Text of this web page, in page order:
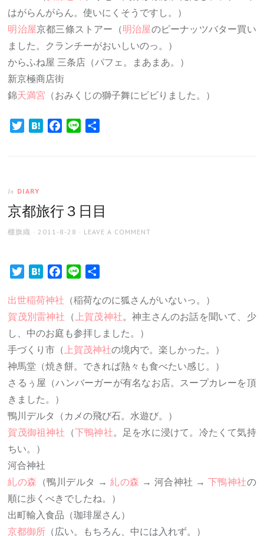
はがらんがらん。使いにくそうですし。）
明治屋京都三條ストアー（明治屋のピーナッツバター買い
ました。クランチーがおいしいのっ。）
からふね屋 三条店（パフェ。まあまあ。）
新京極商店街
錦天満宮 （おみくじの獅子舞にビビりました。）
TwitterHatenaFacebook
Line
In DIARY
京都旅行３日目
AUTHOR
棚旗織
POSTED
2011-8-28 LEAVE A COMMENT
TwitterHatenaFacebook
Line
出世稲荷神社 （稲荷なのに狐さんがいないっ。）
賀茂別雷神社 （上賀茂神社。神主さんのお話を聞いて、少
し、中のお庭も参拝しました。）
手づくり市（上賀茂神社の境内で。楽しかった。）
神馬堂（焼き餅。できれば熱々も食べたい感じ。）
さるぅ屋（ハンバーガーが有名なお店。スープカレーを頂
きました。）
鴨川デルタ（カメの飛び石。水遊び。）
賀茂御祖神社 （下鴨神社。足を水に浸けて。冷たくて気持
ちい。）
河合神社
糺の森 （鴨川デルタ → 糺の森 → 河合神社 → 下鴨神社の
順に歩くべきでしたね。）
出町輸入食品（珈琲屋さん）
京都御所 （広い。もちろん、中には入れず。）